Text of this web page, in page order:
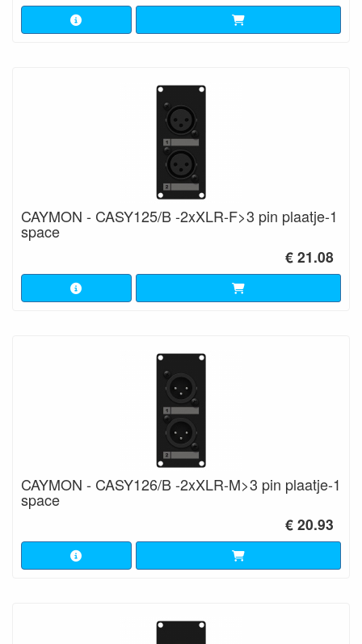
CAYMON - CASY125/B -2xXLR-F>3 pin plaatje-1
space
€ 21.08
CAYMON - CASY126/B -2xXLR-M>3 pin plaatje-1
space
€ 20.93